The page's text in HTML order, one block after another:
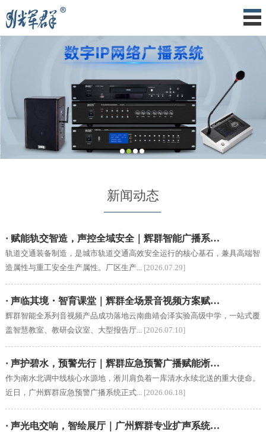
新闻动态
· 赋能轨交智造，声控全域安全｜辉群智能广播系…
轨道交通装备制造，是城市轨道交通高效安全运行的核心基石，兼具高端智
造属性与重工安全生产属性。厂区生产... [2026.07.29]
· 声临其境・智育课堂｜辉群全场景音视频方案赋…
辉群智能全系列音视频产品成功落地云南曲靖会泽实验高级中学，一站式覆
盖智慧教室、教研会议室、大型报告厅... [2026.07.10]
· 声护碧水，预警先行｜辉群应急预警广播赋能淅…
作为南水北调中线核心水源地，淅川肩负着一库清水永续北送的重大使命。
近日，广州辉群应急预警广播系统正式... [2026.06.18]
· 声光电交响，智绘展厅｜广州辉群专业扩声系统…